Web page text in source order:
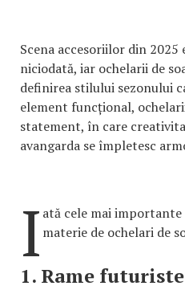
Scena accesoriilor din 2025
niciodată, iar ochelarii de
definirea stilului sezonului
element funcțional,
statement, în care
avangarda se împletesc
I ată cele mai
materie de ochelari de
1. Rame